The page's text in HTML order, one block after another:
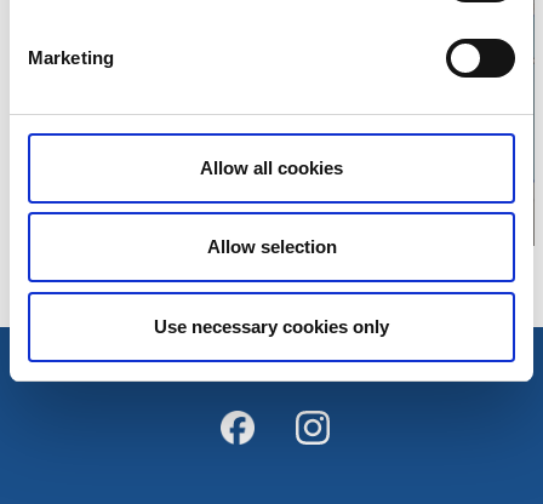
Marketing
Allow all cookies
Allow selection
Use necessary cookies only
karta